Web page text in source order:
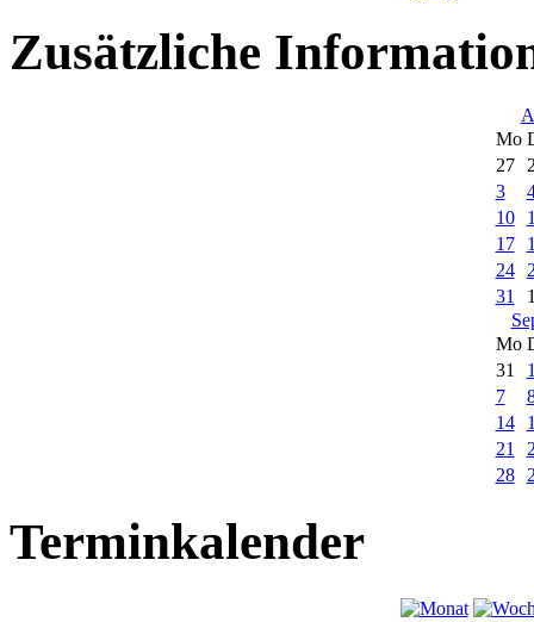
Zusätzliche
Mo
27
3
10
17
24
31
Mo
31
7
14
21
28
Terminkalender